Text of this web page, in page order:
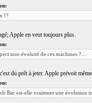
!?
Apple en veut toujours plus.
non-évolutif de ces machines ?...
du prêt à jeter. Apple prévoit
Bar est-elle vraiment une évolution